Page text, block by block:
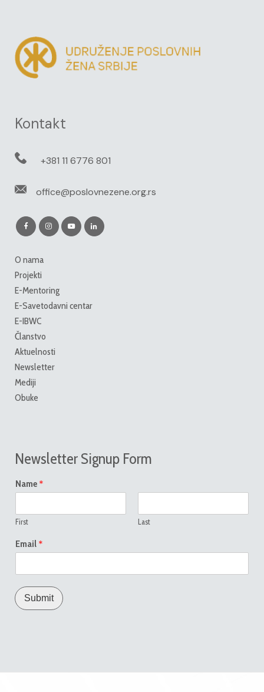
Kontakt
+381 11 6776 801
office@poslovnezene.org.rs
O nama
Projekti
E-Mentoring
E-Savetodavni centar
E-IBWC
Članstvo
Aktuelnosti
Newsletter
Mediji
Obuke
Newsletter Signup Form
Name *
First Last
Email *
Submit